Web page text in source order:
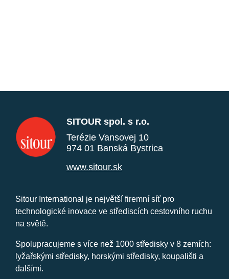
SITOUR spol. s r.o.
Terézie Vansovej 10
974 01 Banská Bystrica
www.sitour.sk
Sitour International je největší firemní síť pro
technologické inovace ve střediscích cestovního ruchu
na světě.
Spolupracujeme s více než 1000 středisky v 8 zemích:
lyžařskými středisky, horskými středisky, koupališti a
dalšími.